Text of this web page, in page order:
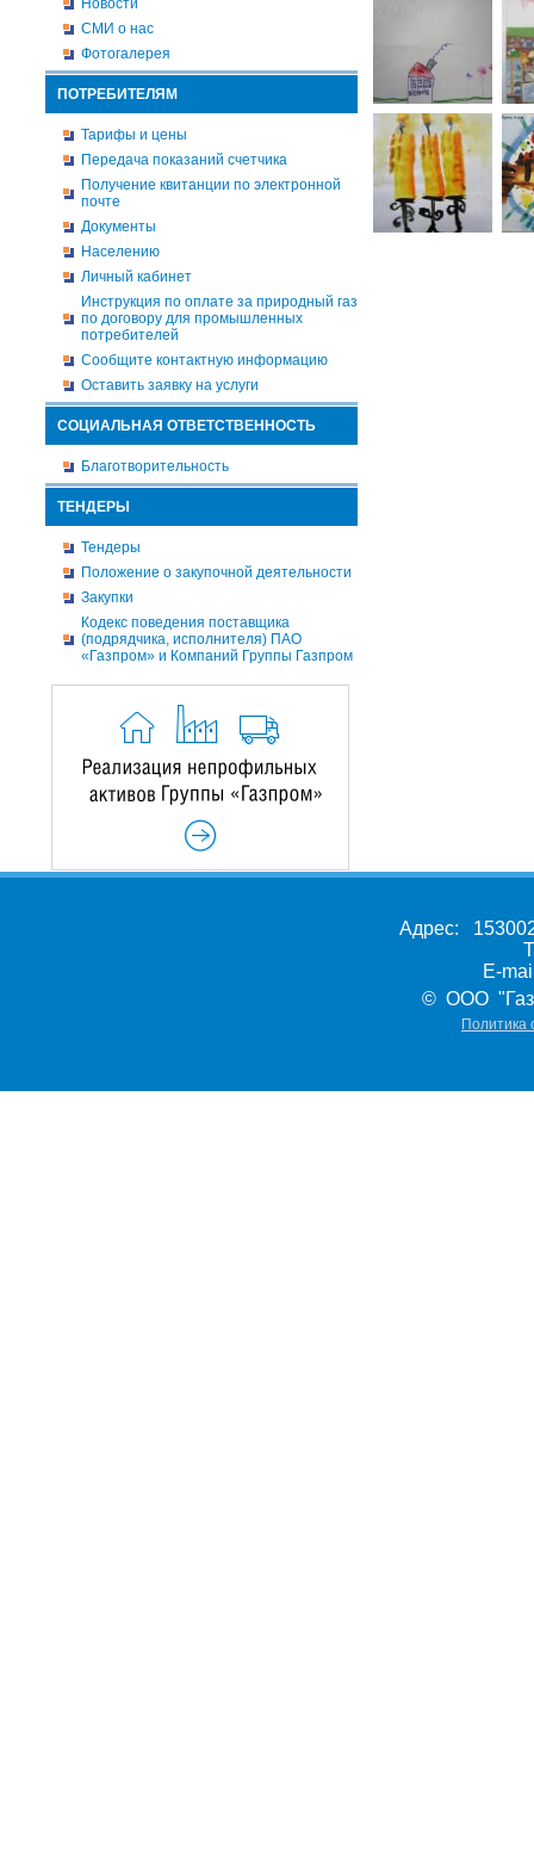
Новости
СМИ о нас
Фотогалерея
ПОТРЕБИТЕЛЯМ
Тарифы и цены
Передача показаний счетчика
Получение квитанции по электронной
почте
Документы
Населению
Личный кабинет
Инструкция по оплате за природный газ
по договору для промышленных
потребителей
Сообщите контактную информацию
Оставить заявку на услуги
СОЦИАЛЬНАЯ ОТВЕТСТВЕННОСТЬ
Благотворительность
ТЕНДЕРЫ
Тендеры
Положение о закупочной деятельности
Закупки
Кодекс поведения поставщика
(подрядчика, исполнителя) ПАО
«Газпром» и Компаний Группы Газпром
Адрес:
E-
© ООО
Политика